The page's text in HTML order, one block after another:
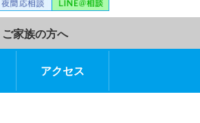
解決事例 アクセス